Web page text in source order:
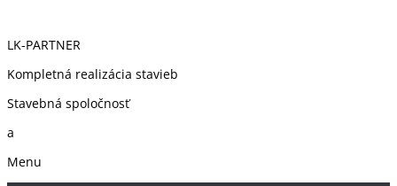
LK-PARTNER
Kompletná realizácia stavieb
Stavebná spoločnosť
a
Menu